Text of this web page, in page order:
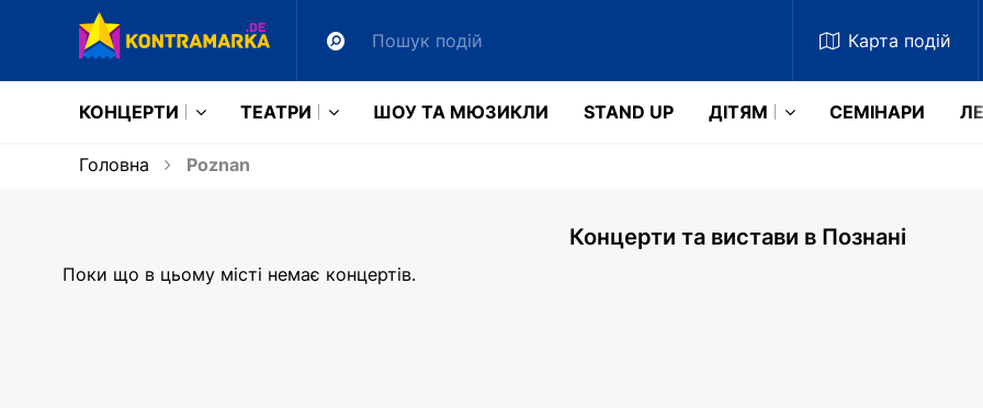
Карта подій
КОНЦЕРТИ ТЕАТРИ ШОУ ТА МЮЗИКЛИ STAND UP ДІТЯМ СЕМІНАРИ
Головна Poznan
Концерти та вистави в Познані
Поки що в цьому місті немає концертів.